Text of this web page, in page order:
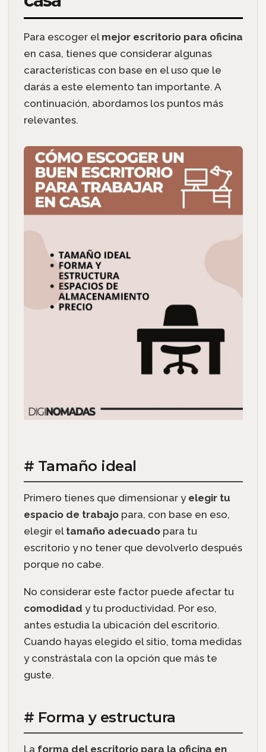
Para escoger el mejor escritorio para oficina
en casa, tienes que considerar algunas
características con base en el uso que le
darás a este elemento tan importante. A
continuación, abordamos los puntos más
relevantes.
# Tamaño ideal
Primero tienes que dimensionar y elegir tu
espacio de trabajo para, con base en eso,
elegir el tamaño adecuadopara tu
escritorio y no tener que devolverlo después
porque no cabe.
No considerar este factor puede afectar tu
comodidad y tu productividad. Por eso,
antes estudia la ubicación del escritorio.
Cuando hayas elegido el sitio, toma medidas
y constrástala con la opción que más te
guste.
# Forma y estructura
La forma del escritorio para la oficina en